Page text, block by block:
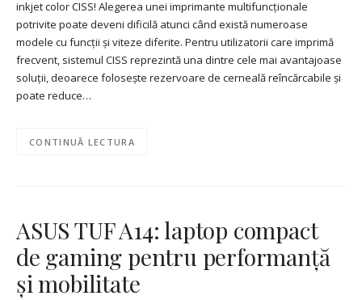
inkjet color CISS! Alegerea unei imprimante multifuncționale
potrivite poate deveni dificilă atunci când există numeroase
modele cu funcții și viteze diferite. Pentru utilizatorii care imprimă
frecvent, sistemul CISS reprezintă una dintre cele mai avantajoase
soluții, deoarece folosește rezervoare de cerneală reîncărcabile și
poate reduce…
CONTINUĂ LECTURA
ASUS TUF A14: laptop compact
de gaming pentru performanță
și mobilitate